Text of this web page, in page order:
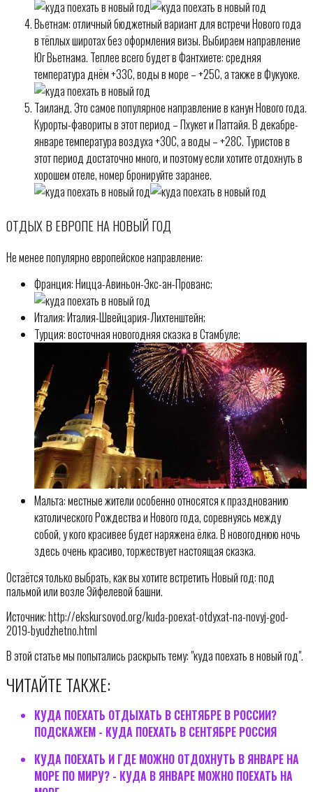
Вьетнам: отличный бюджетный вариант для встречи Нового года
в тёплых широтах без оформления визы. Выбираем направление
Юг Вьетнама. Теплее всего будет в Фантхиете: средняя
температура днём +33С, воды в море – +25С, а также в Фукуоке.
Таиланд. Это самое популярное направление в канун Нового года.
Курорты-фавориты в этот период – Пхукет и Паттайя. В декабре-
январе температура воздуха +30С, а воды – +28С. Туристов в
этот период достаточно много, и поэтому если хотите отдохнуть в
хорошем отеле, номер бронируйте заранее.
ОТДЫХ В ЕВРОПЕ НА НОВЫЙ ГОД
Не менее популярно европейское направление:
Франция: Ницца-Авиньон-Экс-ан-Прованс;
Италия: Италия-Швейцария-Лихтенштейн;
Турция: восточная новогодняя сказка в Стамбуле;
Мальта: местные жители особенно относятся к празднованию
католического Рождества и Нового года, соревнуясь между
собой, у кого красивее будет наряжена ёлка. В новогоднюю ночь
здесь очень красиво, торжествует настоящая сказка.
Остаётся только выбрать, как вы хотите встретить Новый год: под
пальмой или возле Эйфелевой башни.
Источник: http://ekskursovod.org/kuda-poexat-otdyxat-na-novyj-god-
2019-byudzhetno.html
В этой статье мы попытались раскрыть тему: "куда поехать в новый год".
ЧИТАЙТЕ ТАКЖЕ:
КУДА ПОЕХАТЬ ОТДЫХАТЬ В СЕНТЯБРЕ В РОССИИ?
ПОДСКАЖЕМ - КУДА ПОЕХАТЬ В СЕНТЯБРЕ РОССИЯ
КУДА ПОЕХАТЬ И ГДЕ МОЖНО ОТДОХНУТЬ В ЯНВАРЕ НА
МОРЕ ПО МИРУ? - КУДА В ЯНВАРЕ МОЖНО ПОЕХАТЬ НА